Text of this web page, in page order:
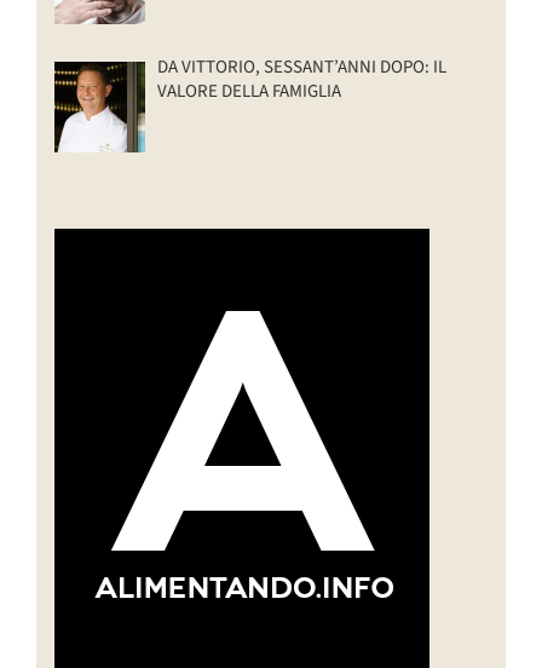
DA VITTORIO, SESSANT’ANNI DOPO: IL
VALORE DELLA FAMIGLIA